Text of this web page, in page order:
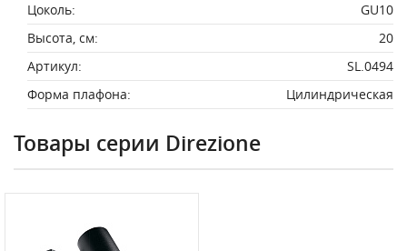
Цоколь:
GU10
Высота, см:
20
Артикул:
SL.0494
Форма плафона:
Цилиндрическая
Товары серии Direzione